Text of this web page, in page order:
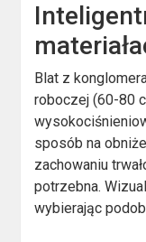
Blat z
roboczej (60-80
sposób na
zachowaniu
potrzebna.
wybierając